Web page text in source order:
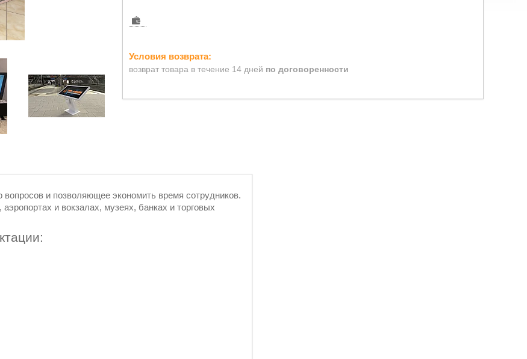
возврат товара в течение 14 дней по договоренности
и позволяющее экономить время сотрудников.
и вокзалах, музеях, банках и торговых